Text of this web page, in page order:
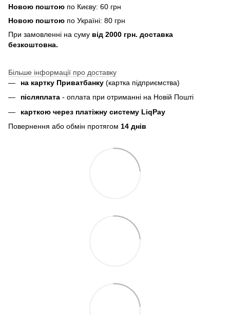
Новою поштою по Києву: 60 грн
Новою поштою по Україні: 80 грн
При замовленні на суму від 2000 грн. доставка
безкоштовна.
Більше інформації про доставку
на картку Приватбанку (картка підприємства)
пiсляплата - оплата при отриманнi на Новій Пошті
карткою через платіжну систему LiqPay
Повернення або обмін протягом 14 днів